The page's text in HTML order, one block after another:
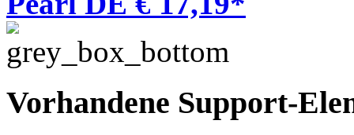
Vorhandene Support-